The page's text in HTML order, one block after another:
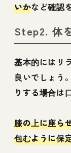
いかなど確認
Step2. 体
基本的にはリ
良いでしょう
りする場合は
膝の上に座ら
包むように保